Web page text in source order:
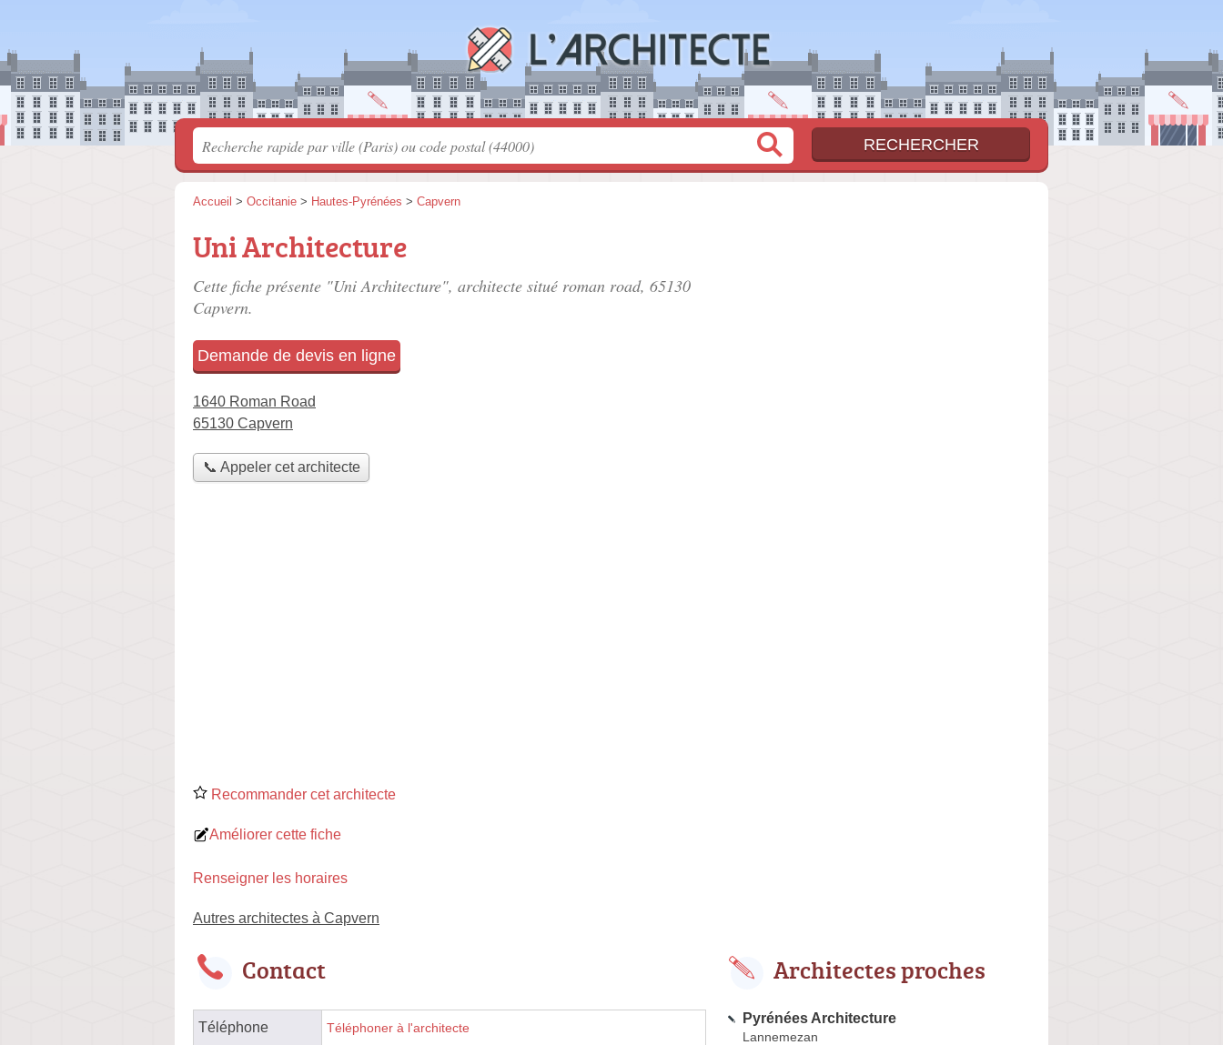
Accueil > Occitanie > Hautes-Pyrénées > Capvern
Uni Architecture
Cette fiche présente "Uni Architecture", architecte situé roman road, 65130
Capvern.
Demande de devis en ligne
1640 Roman Road
65130 Capvern
📞 Appeler cet architecte
Recommander cet architecte
Améliorer cette fiche
Renseigner les horaires
Autres architectes à Capvern
Contact
Téléphone Téléphoner à l'architecte
Architectes proches
Pyrénées Architecture
Lannemezan